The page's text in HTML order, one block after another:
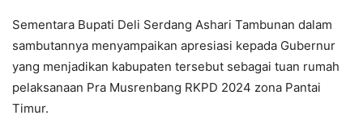
Sementara Bupati Deli Serdang Ashari Tambunan dalam
sambutannya menyampaikan apresiasi kepada Gubernur
yang menjadikan kabupaten tersebut sebagai tuan rumah
pelaksanaan Pra Musrenbang RKPD 2024 zona Pantai
Timur.